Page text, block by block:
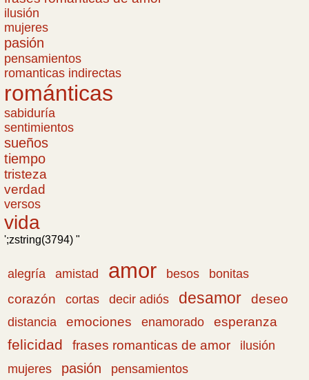
ilusión
mujeres
pasión
pensamientos
romanticas indirectas
románticas
sabiduría
sentimientos
sueños
tiempo
tristeza
verdad
versos
vida
';zstring(3794) "
alegría amistad amor besos
bonitas
corazón
cortas decir adiós desamor deseo
distancia emociones enamorado esperanza
felicidad frases romanticas de amor
ilusión
mujeres
pasión pensamientos